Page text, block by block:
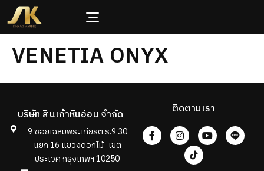
VENETIA ONYX
บริษัท สินเก้าหินอ่อน จำกัด
9 ซอยเฉลิมพระเกียรติ ร.9 30
แยก 16 แขวงดอกไม้ เขต
ประเวศ กรุงเทพฯ 10250
ติดตามเรา